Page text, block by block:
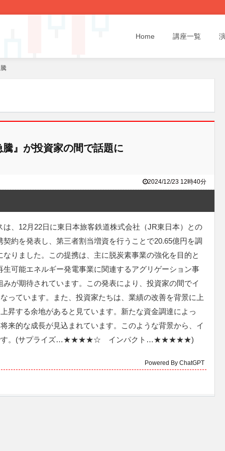
Home 講座一覧
』が投資家の間で話題に
2024/12/23 12時40分
は、12月22日に東日本旅客鉄道株式会社（JR東日本）との
契約を発表し、第三者割当増資を行うことで20.65億円を調
なりました。この提携は、主に脱炭素事業の強化を目的と
生可能エネルギー発電事業に関連するアグリゲーション事
みが期待されています。この発表により、投資家の間でイ
っています。また、投資家たちは、業績の改善を背景に上
昇する余地があると見ています。新たな資金調達によっ
来的な成長が見込まれています。このような背景から、イ
のです。(サプライズ…★★★★☆ インパクト…★★★★★)
Powered By ChatGPT